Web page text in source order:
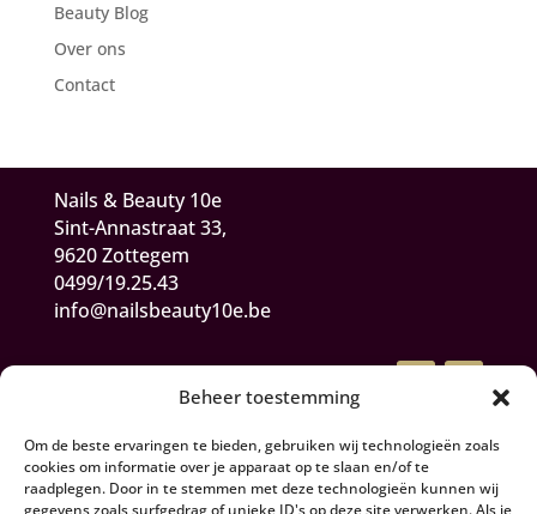
Beheer toestemming
Om de beste ervaringen te bieden, gebruiken wij technologieën zoals
cookies om informatie over je apparaat op te slaan en/of te
raadplegen. Door in te stemmen met deze technologieën kunnen wij
gegevens zoals surfgedrag of unieke ID's op deze site verwerken. Als je
Beauty Blog
Over ons
Contact
Nails & Beauty 10e
Sint-Annastraat 33,
9620 Zottegem
0499/19.25.43
info@nailsbeauty10e.be